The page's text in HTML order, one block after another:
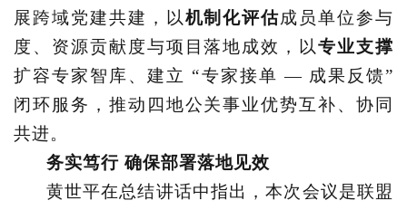
展跨域党建共建，以机制化评估成员单位参与
度、资源贡献度与项目落地成效，以专业支撑
扩容专家智库、建立 “专家接单 — 成果反馈”
闭环服务，推动四地公关事业优势互补、协同
共进。
务实笃行 确保部署落地见效
黄世平在总结讲话中指出，本次会议是联盟